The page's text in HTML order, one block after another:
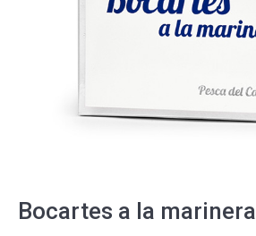
Bocartes a la marinera